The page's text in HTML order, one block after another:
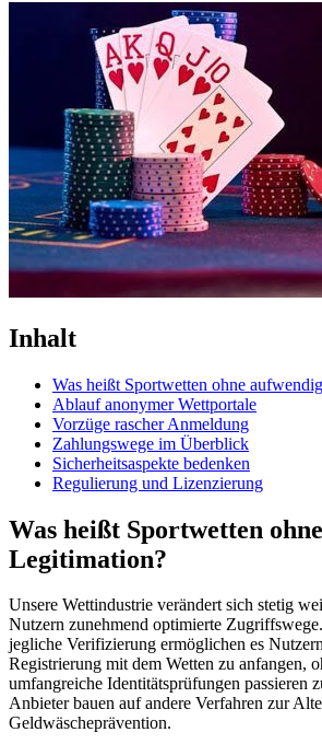
Inhalt
Was heißt Sportwetten ohne
Ablauf anonymer Wettportale
Vorzüge rascher Anmeldung
Zahlungswege im Überblick
Sicherheitsaspekte bedenken
Regulierung und Lizenzierung
Was heißt Sportwetten ohne
Legitimation?
Unsere Wettindustrie verändert sich stetig
Nutzern zunehmend optimierte
jegliche Verifizierung ermöglichen es
Registrierung mit dem Wetten zu anfangen,
umfangreiche Identitätsprüfungen passieren
Anbieter bauen auf andere Verfahren zur
Geldwäscheprävention.